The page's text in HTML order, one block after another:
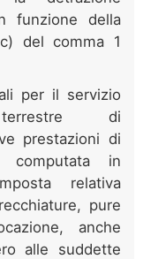
funzione della
del comma 1
per il servizio
di
prestazioni di
computata in
relativa
pure
anche
alle suddette